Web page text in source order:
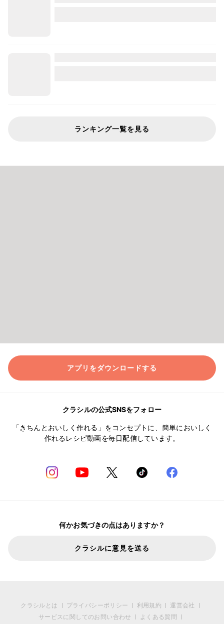
ランキング一覧を見る
アプリをダウンロードする
クラシルの公式SNSをフォロー
「きちんとおいしく作れる」をコンセプトに、簡単においしく
作れるレシピ動画を毎日配信しています。
何かお気づきの点はありますか？
クラシルに意見を送る
クラシルとは プライバシーポリシー 利用規約
運営会社
サービスに関してのお問い合わせ
よくある質問